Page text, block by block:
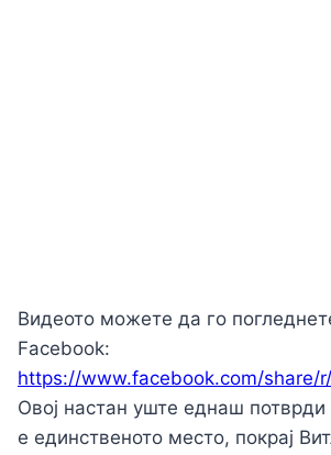
Видеото можете да го
Facebook:
https://www.facebook.com/share/
Овој настан уште еднаш
е единственото место, покрај